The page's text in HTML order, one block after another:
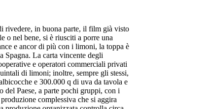
rivedere, in buona parte, il film già visto
o nel bene, si è riusciti a porre una
e ancor di più con i limoni, la toppa è
Spagna. La carta vincente degli
e operatori commerciali privati
di limoni; inoltre, sempre gli stessi,
e 300.000 q di uva da tavola e
del Paese, a parte pochi gruppi, con i
complessiva che si aggira